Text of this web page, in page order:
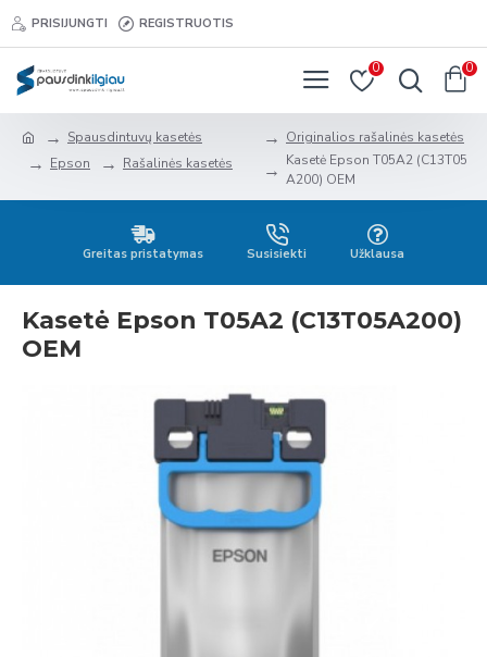
PRISIJUNGTI REGISTRUOTIS
0 0
Spausdintuvų kasetės
Epson
Rašalinės kasetės
Originalios rašalinės kasetės
Kasetė Epson T05A2 (C13T05
A200) OEM
Greitas pristatymas Susisiekti Užklausa
Kasetė Epson T05A2 (C13T05A200)
OEM